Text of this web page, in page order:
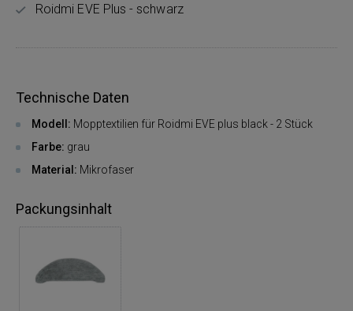
Roidmi EVE Plus - schwarz
Technische Daten
Modell: Mopptextilien für Roidmi EVE plus black - 2 Stück
Farbe: grau
Material: Mikrofaser
Packungsinhalt